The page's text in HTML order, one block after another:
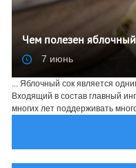
Чем полезен
7 июнь
... Яблочный сок является
Входящий в состав главный
многих лет поддерживать